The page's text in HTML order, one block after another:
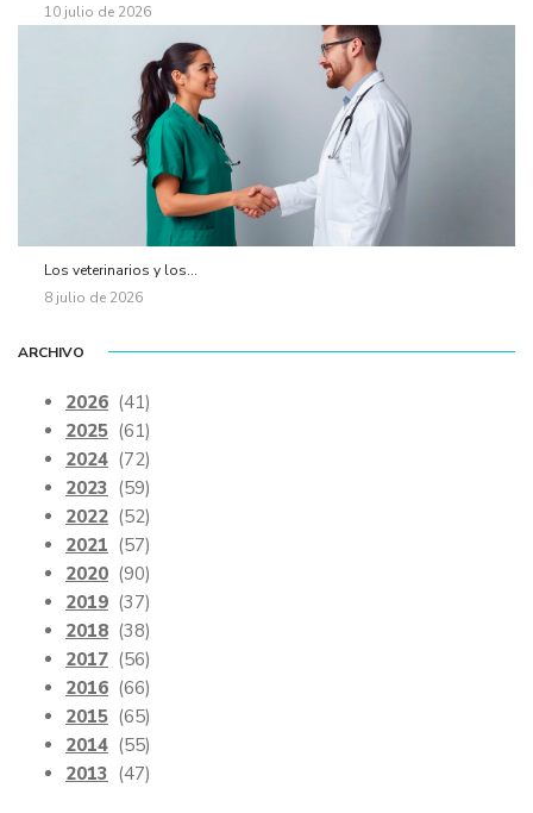
10 julio de 2026
Los veterinarios y los...
8 julio de 2026
ARCHIVO
2026 (41)
2025 (61)
2024 (72)
2023 (59)
2022 (52)
2021 (57)
2020 (90)
2019 (37)
2018 (38)
2017 (56)
2016 (66)
2015 (65)
2014 (55)
2013 (47)